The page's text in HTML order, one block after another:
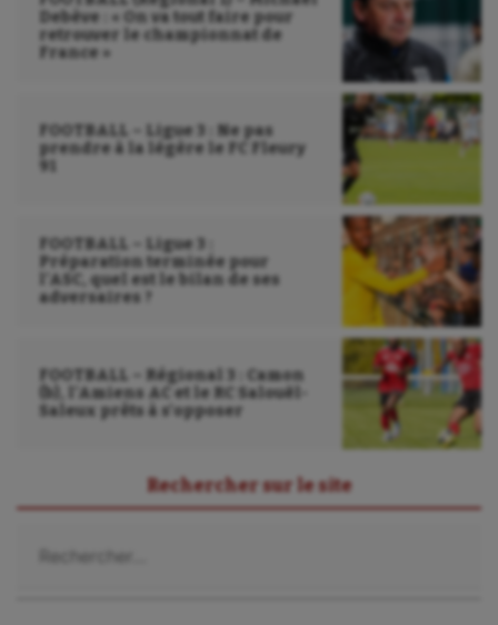
Debève : « On va tout faire pour
retrouver le championnat de
France »
FOOTBALL – Ligue 3 : Ne pas
prendre à la légère le FC Fleury
91
FOOTBALL – Ligue 3 :
Préparation terminée pour
l’ASC, quel est le bilan de ses
adversaires ?
FOOTBALL – Régional 3 : Camon
(b), l’Amiens AC et le RC Salouël-
Saleux prêts à s’opposer
Rechercher sur le site